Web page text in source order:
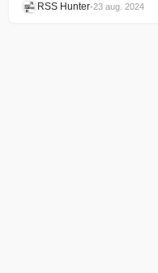
RSS Hunter•23 aug. 2024